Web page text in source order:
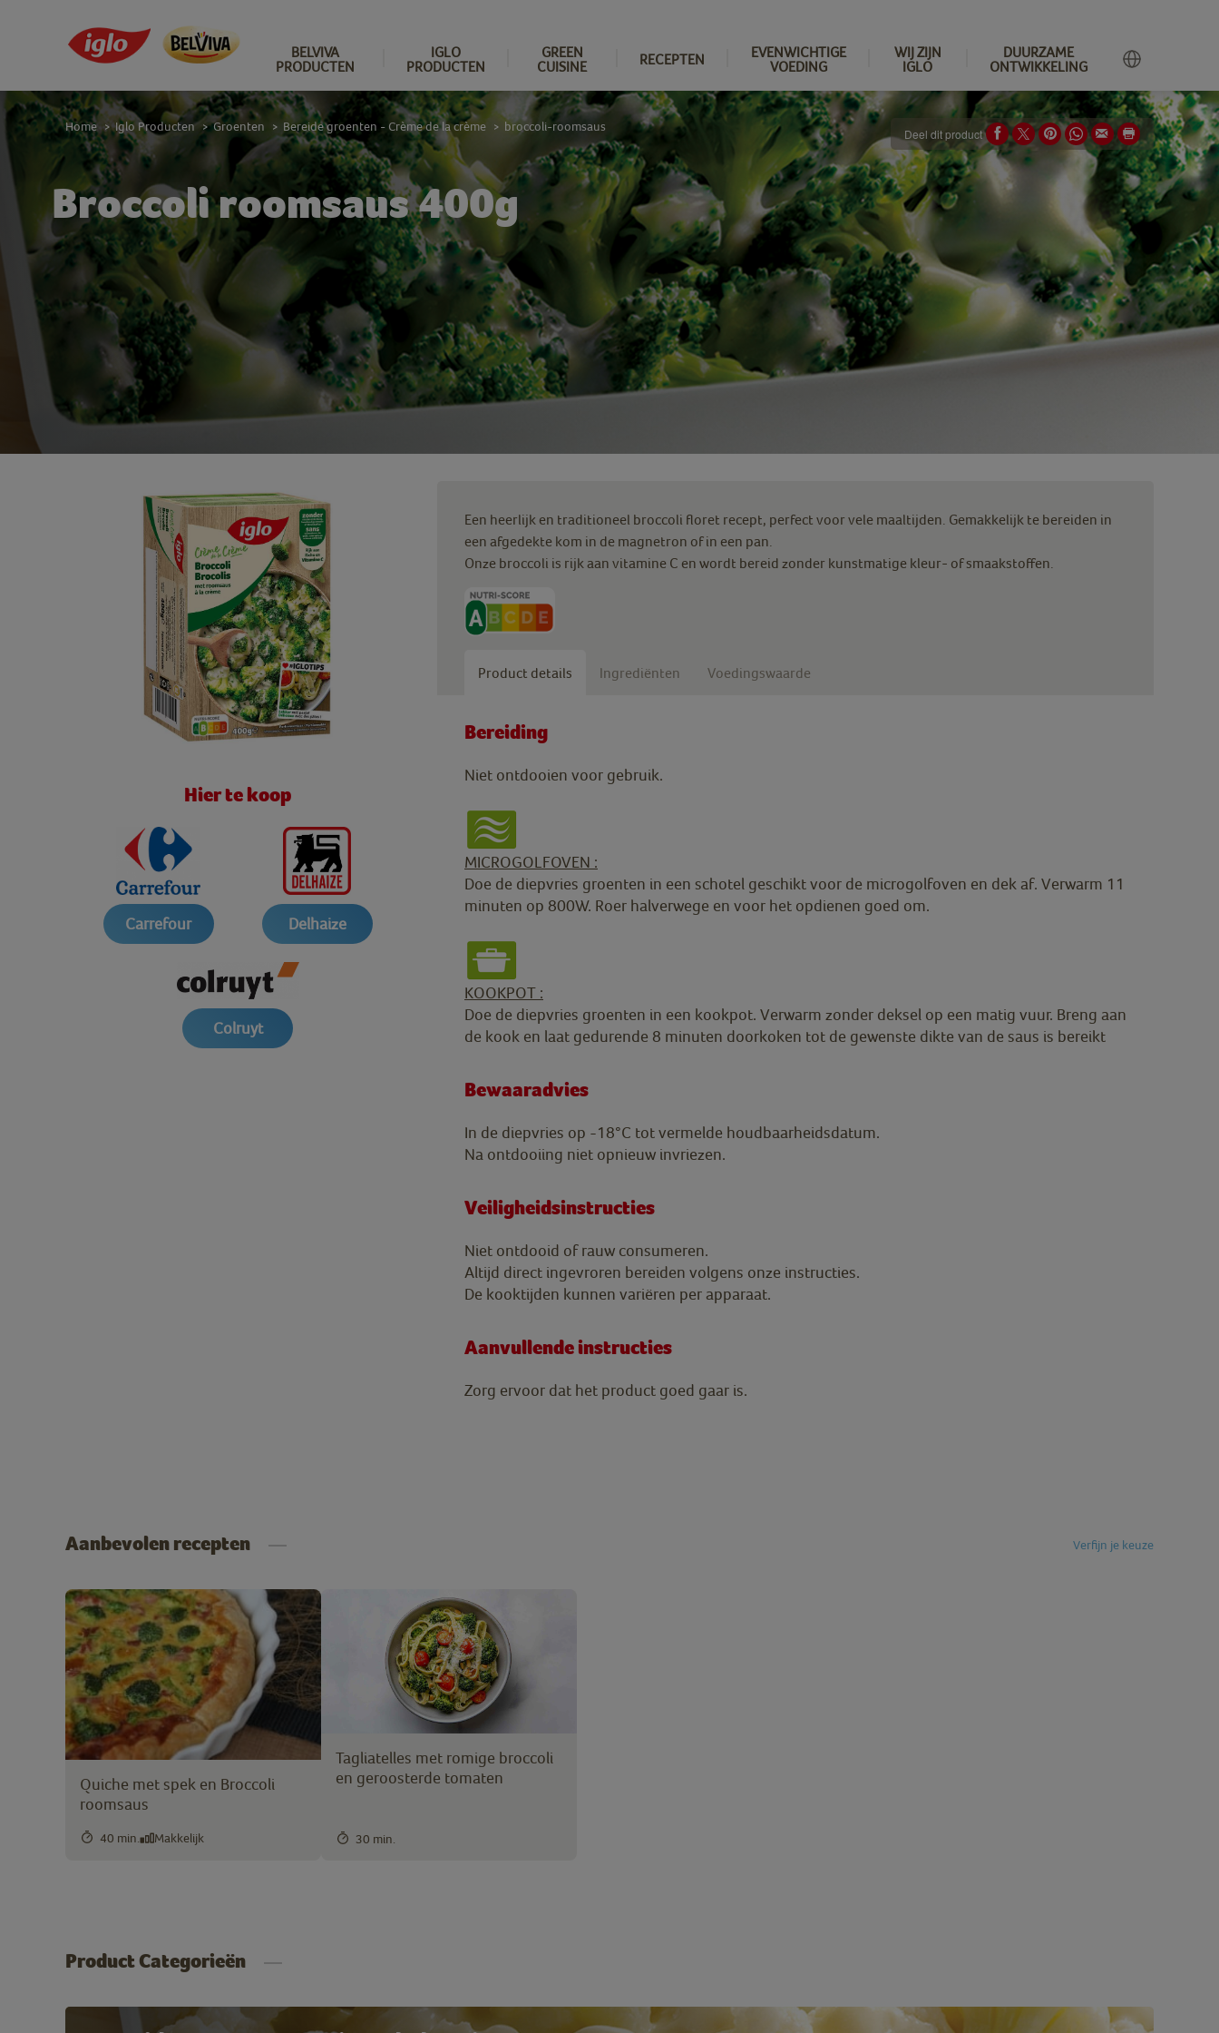
BELVIVA
PRODUCTEN
IGLO
PRODUCTEN
GREEN
CUISINE
RECEPTEN
EVENWICHTIGE
VOEDING
WIJ ZIJN
IGLO
DUURZAME
ONTWIKKELING
Broccoli roomsaus 400g
Home > Iglo Producten > Groenten > Bereide groenten - Crème de la crème > broccoli-roomsaus Deel dit product
Hier te koop
Carrefour Delhaize
Colruyt
Een heerlijk en traditioneel broccoli floret recept, perfect voor vele maaltijden. Gemakkelijk te bereiden in
een afgedekte kom in de magnetron of in een pan.
Onze broccoli is rijk aan vitamine C en wordt bereid zonder kunstmatige kleur- of smaakstoffen.
Product details Ingrediënten Voedingswaarde
Bereiding
Niet ontdooien voor gebruik.
MICROGOLFOVEN :
Doe de diepvries groenten in een schotel geschikt voor de microgolfoven en dek af. Verwarm 11
minuten op 800W. Roer halverwege en voor het opdienen goed om.
KOOKPOT :
Doe de diepvries groenten in een kookpot. Verwarm zonder deksel op een matig vuur. Breng aan
de kook en laat gedurende 8 minuten doorkoken tot de gewenste dikte van de saus is bereikt
Bewaaradvies
In de diepvries op -18°C tot vermelde houdbaarheidsdatum.
Na ontdooiing niet opnieuw invriezen.
Veiligheidsinstructies
Niet ontdooid of rauw consumeren.
Altijd direct ingevroren bereiden volgens onze instructies.
De kooktijden kunnen variëren per apparaat.
Aanvullende instructies
Zorg ervoor dat het product goed gaar is.
Aanbevolen recepten Verfijn je keuze
Quiche met spek en Broccoli
roomsaus
40 min. Makkelijk
Tagliatelles met romige broccoli
en geroosterde tomaten
30 min.
Product Categorieën